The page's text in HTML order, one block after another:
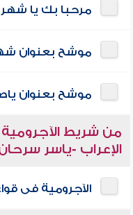
مرحبا بك يا
موشح بعنوان
موشح بعنوان
من شريط
الإعراب -ياسر
الآجرومية فى